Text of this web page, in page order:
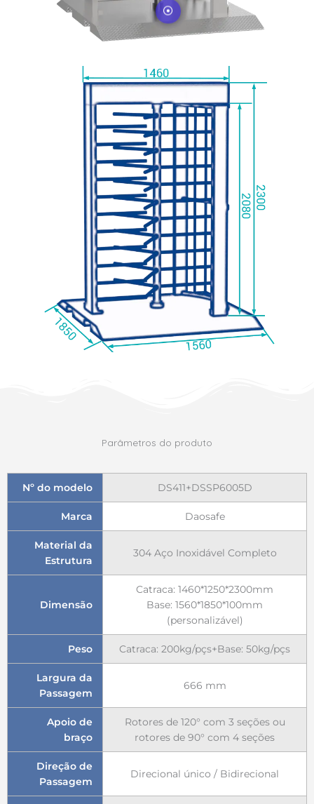
Parâmetros do produto
Nº do modelo DS411+DSSP6005D
Marca Daosafe
Material da
Estrutura
304 Aço Inoxidável Completo
Dimensão
Catraca: 1460*1250*2300mm
Base: 1560*1850*100mm
(personalizável)
Peso Catraca: 200kg/pçs+Base: 50kg/pçs
Largura da
Passagem
666 mm
Apoio de
braço
Rotores de 120° com 3 seções ou
rotores de 90° com 4 seções
Direção de
Passagem
Direcional único / Bidirecional